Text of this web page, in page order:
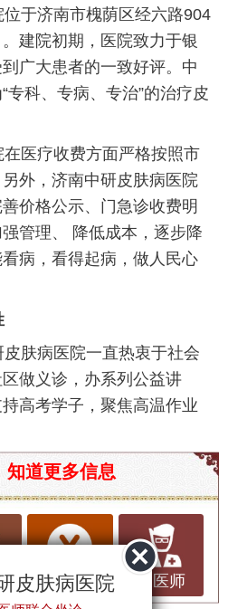
于济南市槐荫区经六路904
建院初期，医院致力于银
广大患者的一致好评。中
专科、专病、专治”的治疗皮
医疗收费方面严格按照市
外，济南中研皮肤病医院
价格公示、门急诊收费明
管理、 降低成本，逐步降
病，看得起病，做人民心
肤病医院一直热衷于社会
做义诊，办系列公益讲
高考学子，聚焦高温作业
这些原因你一定要知道！
起来似乎并不少见，但你
潜在的健康隐患呢？我们
可能原因，并提供一些实
知道更多信息
问费用 问医师
皮肤病医院